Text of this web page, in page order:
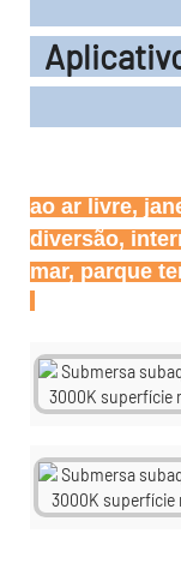
ao ar livre,
diversão,